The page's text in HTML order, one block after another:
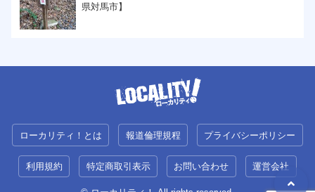
県対馬市】
ローカリティ！とは 報道倫理規程 プライバシーポリシー
利用規約 特定商取引表示 お問い合わせ 運営会社